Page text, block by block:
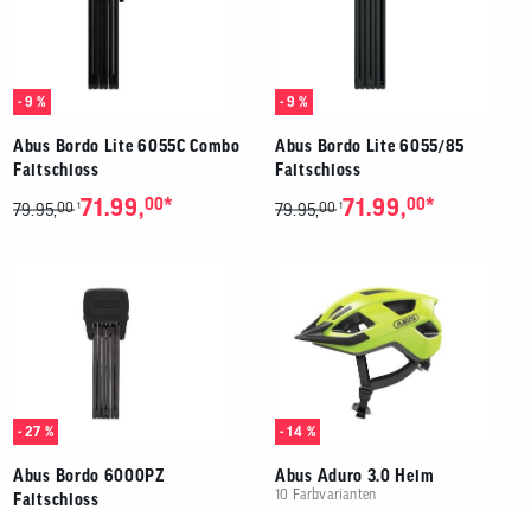
- 9 %
Abus Bordo Lite 6055C Combo
Faltschloss
79.95,00 171.99,00*
- 9 %
Abus Bordo Lite 6055/85
Faltschloss
79.95,00 171.99,00*
- 27 %
Abus Bordo 6000PZ
Faltschloss
- 14 %
Abus Aduro 3.0 Helm
10 Farbvarianten